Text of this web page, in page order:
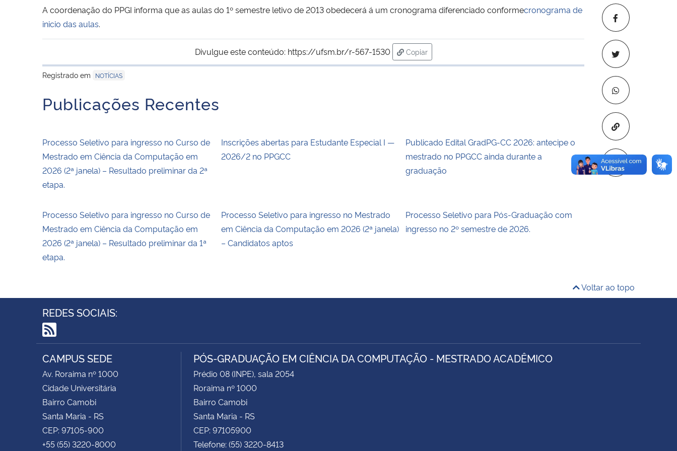
Copiar para
A coordenação do PPGI informa que as aulas do 1º semestre letivo de 2013 obedecerá á um cronograma diferenciado conformecronograma de
inicio das aulas.
Divulgue este conteúdo: https://ufsm.br/r-567-1530
Copiar
para área de transferência
Registrado em
NOTÍCIAS
Publicações Recentes
Processo Seletivo para ingresso no Curso de
Mestrado em Ciência da Computação em
2026 (2ª janela) – Resultado preliminar da 2ª
etapa.
Inscrições abertas para Estudante Especial I —
2026/2 no PPGCC
Publicado Edital GradPG-CC 2026: antecipe o
mestrado no PPGCC ainda durante a
graduação
Processo Seletivo para ingresso no Curso de
Mestrado em Ciência da Computação em
2026 (2ª janela) – Resultado preliminar da 1ª
etapa.
Processo Seletivo para ingresso no Mestrado
em Ciência da Computação em 2026 (2ª janela)
– Candidatos aptos
Processo Seletivo para Pós-Graduação com
ingresso no 2º semestre de 2026.
Voltar ao topo
REDES SOCIAIS:
RSS
CAMPUS SEDE
Av. Roraima nº 1000
Cidade Universitária
Bairro Camobi
Santa Maria - RS
CEP: 97105-900
+55 (55) 3220-8000
PÓS-GRADUAÇÃO EM CIÊNCIA DA COMPUTAÇÃO - MESTRADO ACADÊMICO
Prédio 08 (INPE), sala 2054
Roraima nº 1000
Bairro Camobi
Santa Maria - RS
CEP: 97105900
Telefone: (55) 3220-8413